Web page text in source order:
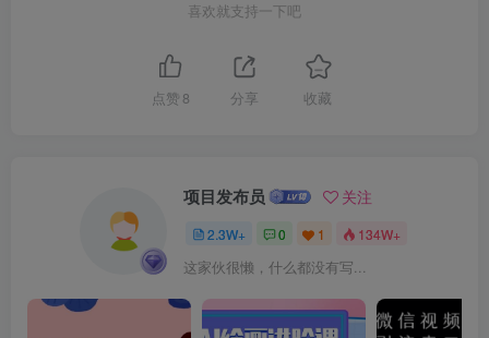
喜欢就支持一下吧
点赞 8 分享 收藏
项目发布员 关注
2.3W+ 0 1 134W+
这家伙很懒，什么都没有写...